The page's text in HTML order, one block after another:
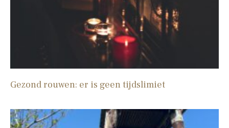
Gezond rouwen: er is geen tijdslimiet